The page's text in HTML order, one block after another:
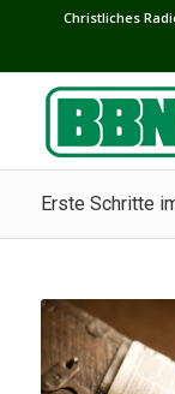
Сhristliches
Erste Schritte